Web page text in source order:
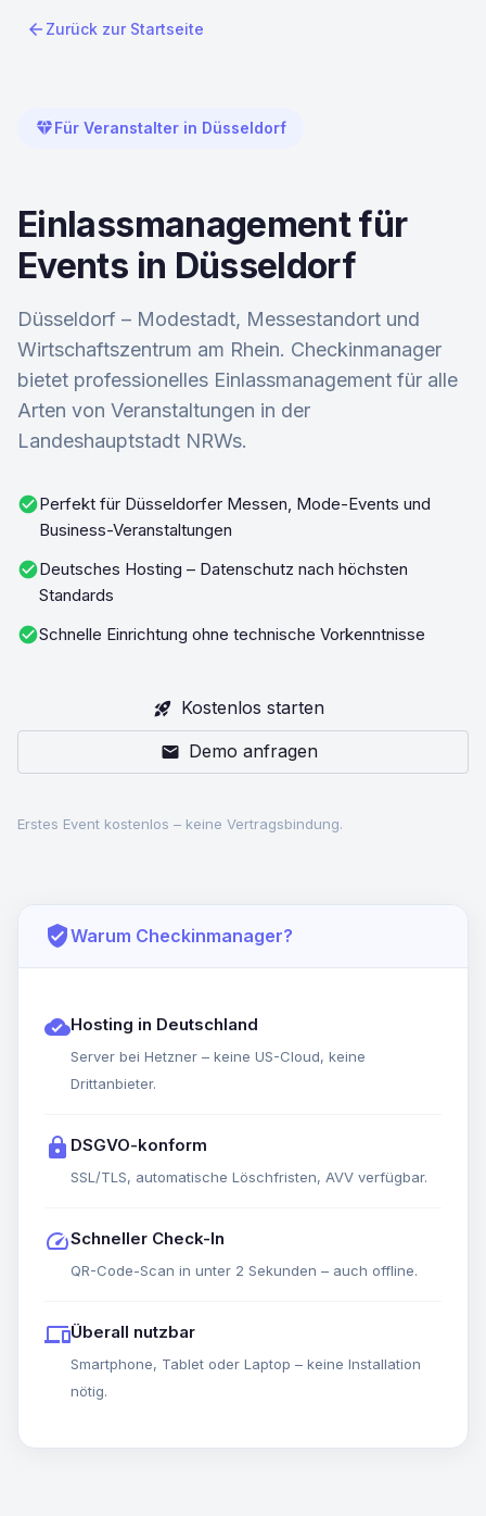
arrow_back Zurück zur Startseite
diamondFür Veranstalter in Düsseldorf
Einlassmanagement für
Events in Düsseldorf
Düsseldorf – Modestadt, Messestandort und
Wirtschaftszentrum am Rhein. Checkinmanager
bietet professionelles Einlassmanagement für alle
Arten von Veranstaltungen in der
Landeshauptstadt NRWs.
check_circlePerfekt für Düsseldorfer Messen, Mode-Events und
Business-Veranstaltungen
check_circleDeutsches Hosting – Datenschutz nach höchsten
Standards
check_circleSchnelle Einrichtung ohne technische Vorkenntnisse
rocket_launch Kostenlos starten
mail Demo anfragen
Erstes Event kostenlos – keine Vertragsbindung.
verified_userWarum Checkinmanager?
cloud_doneHosting in Deutschland
Server bei Hetzner – keine US-Cloud, keine
Drittanbieter.
lock DSGVO-konform
SSL/TLS, automatische Löschfristen, AVV verfügbar.
speedSchneller Check-In
QR-Code-Scan in unter 2 Sekunden – auch offline.
devicesÜberall nutzbar
Smartphone, Tablet oder Laptop – keine Installation
nötig.